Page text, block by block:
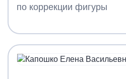
по коррекции фигуры